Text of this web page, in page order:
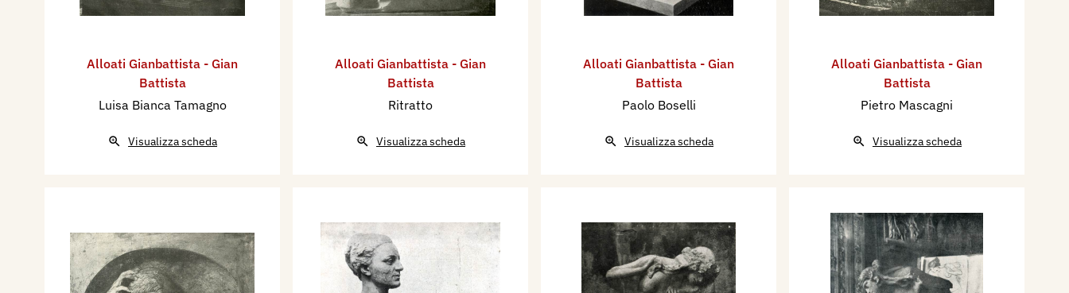
Alloati Gianbattista - Gian
Battista
Luisa Bianca Tamagno
Visualizza scheda
Alloati Gianbattista - Gian
Battista
Ritratto
Visualizza scheda
Alloati Gianbattista - Gian
Battista
Paolo Boselli
Visualizza scheda
Alloati Gianbattista - Gian
Battista
Pietro Mascagni
Visualizza scheda